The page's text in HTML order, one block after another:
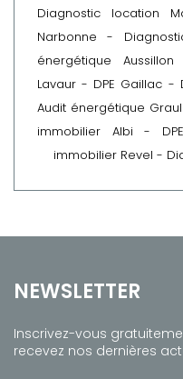
Diagnostic location
Narbonne -
énergétique Aussillon
Lavaur - DPE Gaillac -
Audit énergétique
immobilier Albi -
immobilier Revel -
NEWSLETTER
Inscrivez-vous
recevez nos dernières